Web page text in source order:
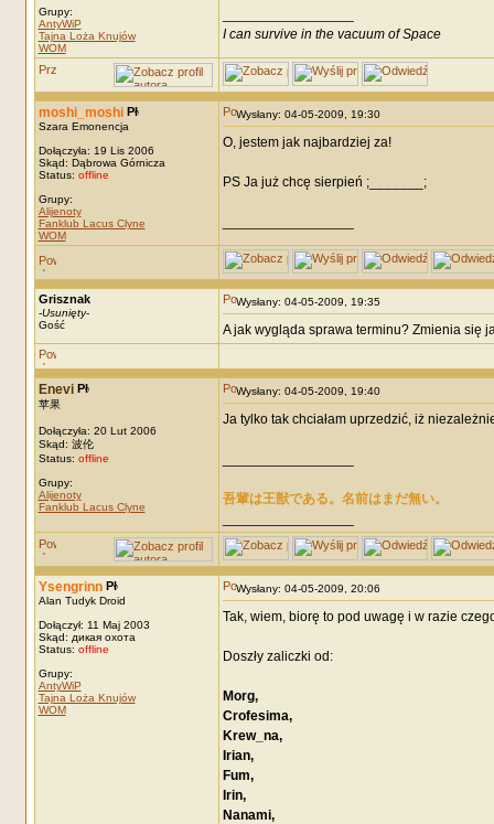
Grupy:
AntyWiP
Tajna Loża Knujów
WOM
I can survive in the vacuum of Space
moshi_moshi
Szara Emonencja
Dołączyła: 19 Lis 2006
Skąd: Dąbrowa Górnicza
Status: offline
Grupy:
Alijenoty
Fanklub Lacus Clyne
WOM
Wysłany: 04-05-2009, 19:30
O, jestem jak najbardziej za!
PS Ja już chcę sierpień ;_______;
Grisznak
-Usunięty-
Gość
Wysłany: 04-05-2009, 19:35
A jak wygląda sprawa terminu? Zmienia się
Enevi
苹果
Dołączyła: 20 Lut 2006
Skąd: 波伦
Status: offline
Grupy:
Alijenoty
Fanklub Lacus Clyne
Wysłany: 04-05-2009, 19:40
Ja tylko tak chciałam uprzedzić, iż
吾輩は王獣である。名前はまだ無い。
Ysengrinn
Alan Tudyk Droid
Dołączył: 11 Maj 2003
Skąd: дикая охота
Status: offline
Grupy:
AntyWiP
Tajna Loża Knujów
WOM
Wysłany: 04-05-2009, 20:06
Tak, wiem, biorę to pod uwagę i w razie
Doszły zaliczki od:
Morg,
Crofesima,
Krew_na,
Irian,
Fum,
Irin,
Nanami,